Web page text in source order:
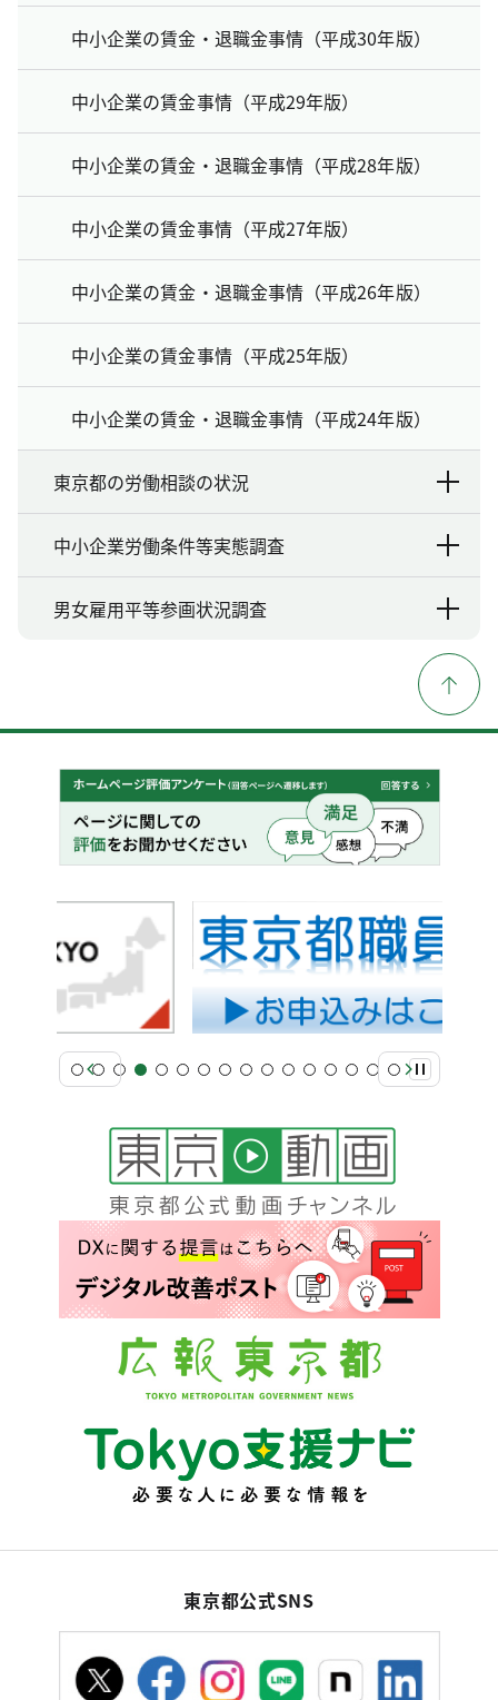
中小企業の賃金・退職金事情（平成30年版）
中小企業の賃金事情（平成29年版）
中小企業の賃金・退職金事情（平成28年版）
中小企業の賃金事情（平成27年版）
中小企業の賃金・退職金事情（平成26年版）
中小企業の賃金事情（平成25年版）
中小企業の賃金・退職金事情（平成24年版）
東京都の労働相談の状況
中小企業労働条件等実態調査
男女雇用平等参画状況調査
東京都公式SNS